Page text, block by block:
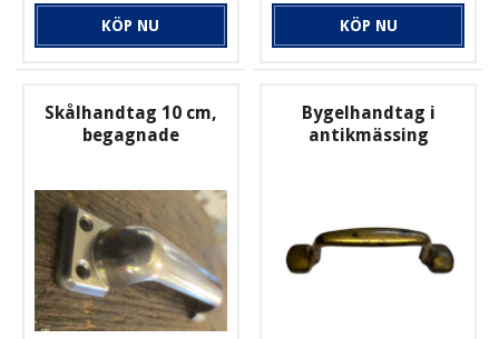
KÖP NU KÖP NU
Skålhandtag 10 cm,
begagnade
Bygelhandtag i
antikmässing